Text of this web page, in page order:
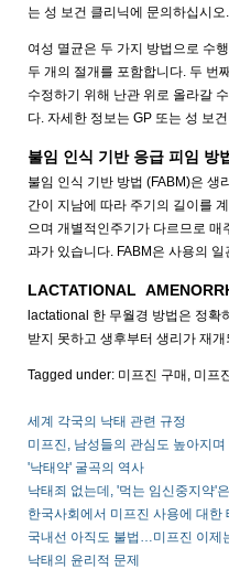
는 성 보건 클리닉에 문의하십시오.
여성 멸균은 두 가지 방법으로 수
두 개의 절개를 포함합니다. 두 번
수정하기 위해 난관 위로 올라갈
다. 자세한 정보는 GP 또는 성 보
불임 인식 기반 응급 피임 방
불임 인식 기반 방법 (FABM)은 생
간이 지남에 따라 주기의 길이를
으며 개별적인주기가 다르므로
과가 있습니다. FABM은 사용의
LACTATIONAL
lactational 한 무월경 방법은 정확
받지 못하고 생후부터 생리가 재
Tagged under: 미프진 구매, 미프
세계 각국의 낙태 관련 규정
미프진, 남성들의 관심도 높아지
'낙태약' 굴곡의 역사
낙태죄 없는데, '먹는 임신중지약'
한국사회에서 미프진 사용에 대한
국내선 아직도 불법…미프진 이제
낙태의 윤리적 문제